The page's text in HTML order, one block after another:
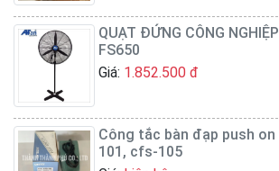
QUẠT ĐỨNG CÔNG
FS650
Giá:1.852.500 đ
Công tắc bàn đạp push
101, cfs-105
Giá:Liên hệ